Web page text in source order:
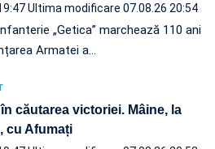
Ultima modificare 07.08.26 20:54
„Getica” marchează 110 ani
Armatei a…
în căutarea victoriei. Mâine, la
cu Afumați